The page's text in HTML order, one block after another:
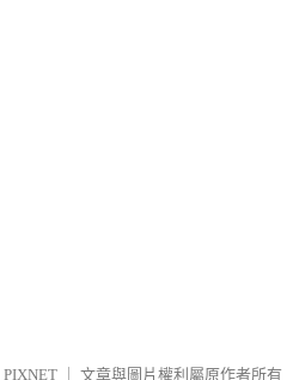
PIXNET 文章與圖片權利屬原作者所有